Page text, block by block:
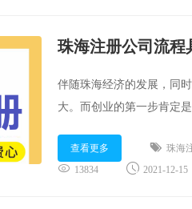
珠海注册公司流程
伴随珠海经济的发展，同
大。而创业的第一步肯定
查看更多
珠海
13834
2021-12-15